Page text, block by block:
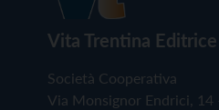
Vita Trentina Editrice
Società Cooperativa
Via Monsignor Endrici, 14